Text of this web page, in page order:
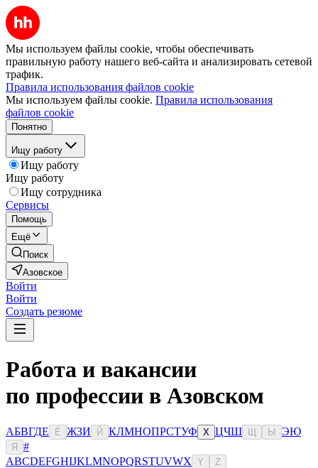
Мы используем файлы cookie, чтобы обеспечивать
правильную работу нашего веб-сайта и анализировать сетевой
трафик.
Правила использования файлов cookie
Мы используем файлы cookie. Правила использования
файлов cookie
Понятно
Ищу работу
Ищу работу
Ищу работу
Ищу сотрудника
Сервисы
Помощь
Ещё
Поиск
Азовское
Войти
Войти
Создать резюме
Работа и вакансии
по профессии в Азовском
АБВГДЕ Ё ЖЗИ Й КЛМНОПРСТУФ Х ЦЧШ Ы ЭЮ
Я
#
ABCDEFGHIJKLMNOPQRSTUVWX Y Z